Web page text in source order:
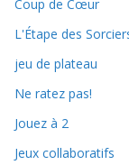
Coup de Cœur
L'Étape des
jeu de plateau
Ne ratez pas!
Jouez à 2
Jeux collaboratifs